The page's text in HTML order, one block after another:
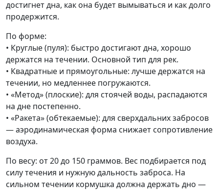
достигнет дна, как она будет вымываться и как долго
продержится.
По форме:
• Круглые (пуля): быстро достигают дна, хорошо
держатся на течении. Основной тип для рек.
• Квадратные и прямоугольные: лучше держатся на
течении, но медленнее погружаются.
• «Метод» (плоские): для стоячей воды, распадаются
на дне постепенно.
• «Ракета» (обтекаемые): для сверхдальних забросов
— аэродинамическая форма снижает сопротивление
воздуха.
По весу: от 20 до 150 граммов. Вес подбирается под
силу течения и нужную дальность заброса. На
сильном течении кормушка должна держать дно —